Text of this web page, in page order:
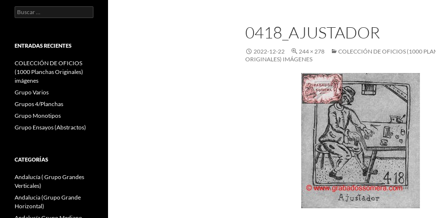
0418_AJUSTADOR
2022-12-22 244 × 278
COLECCIÓN DE OFICIOS (1000
ORIGINALES) IMÁGENES
Buscar:
ENTRADAS RECIENTES
COLECCIÓN DE OFICIOS
(1000 Planchas Originales)
imágenes
Grupo Varios
Grupos 4/Planchas
Grupo Monotipos
Grupo Ensayos (Abstractos)
CATEGORÍAS
Andalucía ( Grupo Grandes
Verticales)
Andalucia (Grupo Grande
Horizontal)